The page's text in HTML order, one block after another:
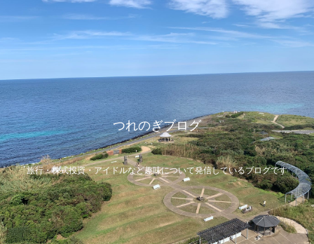
つれのぎブログ
旅行・株式投資・アイドルなど趣味について発信しているブログです